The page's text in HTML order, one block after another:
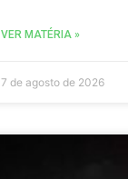
VER MATÉRIA »
7 de agosto de 2026